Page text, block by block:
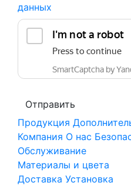
данных
Продукция
Компания О нас
Обслуживание
Материалы и цвета
Доставка Установка